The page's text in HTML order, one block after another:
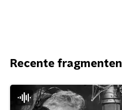
Recente fragmenten